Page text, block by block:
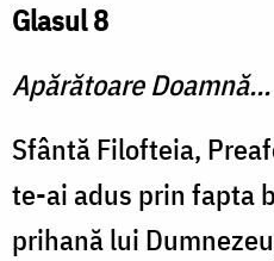
Glasul 8
Apărătoare Doamnă...
Sfântă Filofteia,
te-ai adus prin fapta
prihană lui